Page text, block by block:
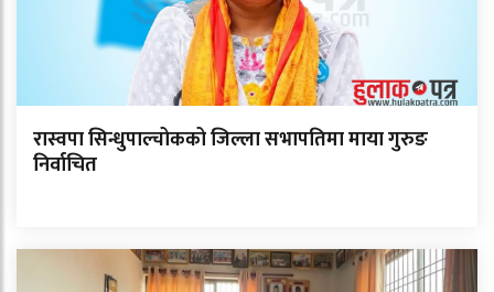
रास्वपा सिन्धुपाल्चोकको जिल्ला सभापतिमा माया गुरुङ
निर्वाचित